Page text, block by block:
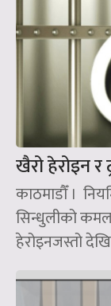
खैरो हेरोइन र
काठमाडौँ ।
सिन्धुलीको
हेरोइनजस्तो